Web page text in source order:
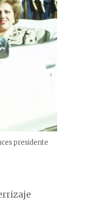
presidente